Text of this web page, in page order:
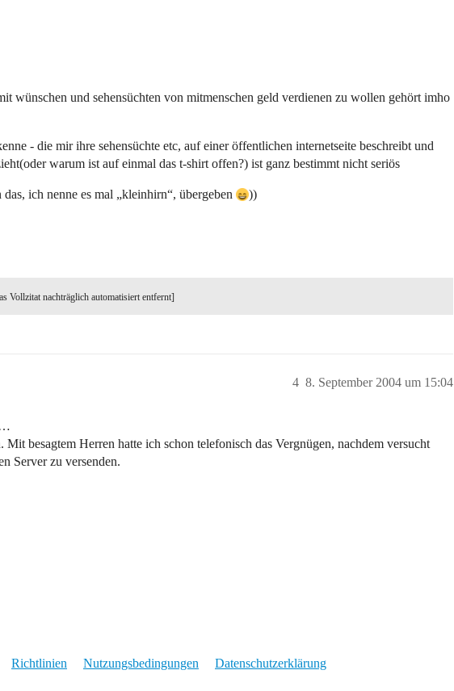
wünschen und sehensüchten von mitmenschen geld verdienen zu wollen gehört imho
- die mir ihre sehensüchte etc, auf einer öffentlichen internetseite beschreibt und
warum ist auf einmal das t-shirt offen?) ist ganz bestimmt nicht seriös
ich nenne es mal „kleinhirn“, übergeben ))
Vollzitat nachträglich automatisiert entfernt]
8. September 2004 um 15:04
4
besagtem Herren hatte ich schon telefonisch das Vergnügen, nachdem versucht
Server zu versenden.
Richtlinien Nutzungsbedingungen Datenschutzerklärung